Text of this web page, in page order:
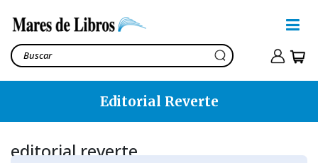
Editorial Reverte
editorial reverte